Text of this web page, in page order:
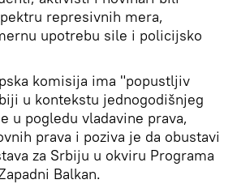
represivnih mera,
upotrebu sile i policijsko
komisija ima "popustljiv
u kontekstu jednogodišnjeg
u pogledu vladavine prava,
prava i poziva je da obustavi
za Srbiju u okviru Programa
Balkan.